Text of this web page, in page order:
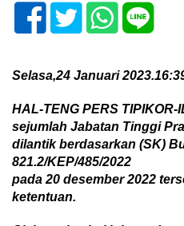
Selasa,24 Januari
HAL-TENG PERS TIPIKOR-
sejumlah Jabatan Tinggi
dilantikberdasarkan (SK)
821.2/KEP/485/2022
pada 20 desember 2022
ketentuan.